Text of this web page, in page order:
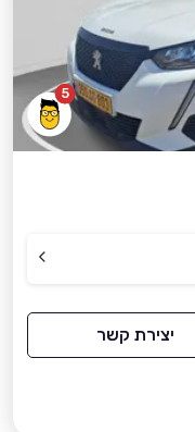
5
יצירת קשר